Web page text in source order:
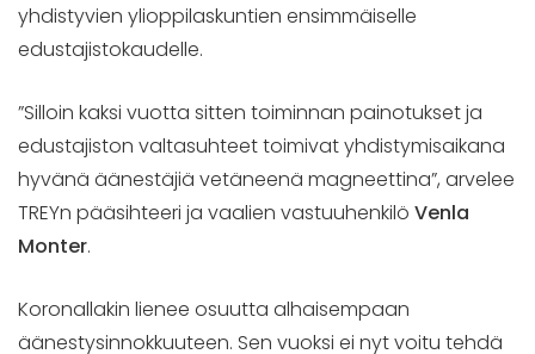
yhdistyvien ylioppilaskuntien ensimmäiselle
edustajistokaudelle.
”Silloin kaksi vuotta sitten toiminnan painotukset ja
edustajiston valtasuhteet toimivat yhdistymisaikana
hyvänä äänestäjiä vetäneenä magneettina”, arvelee
TREYn pääsihteeri ja vaalien vastuuhenkilö Venla
Monter.
Koronallakin lienee osuutta alhaisempaan
äänestysinnokkuuteen. Sen vuoksi ei nyt voitu tehdä